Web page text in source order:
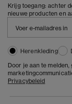
Krijg toegang: achter
nieuwe producten en
Herenkleding
Door je aan te
Privacybeleid